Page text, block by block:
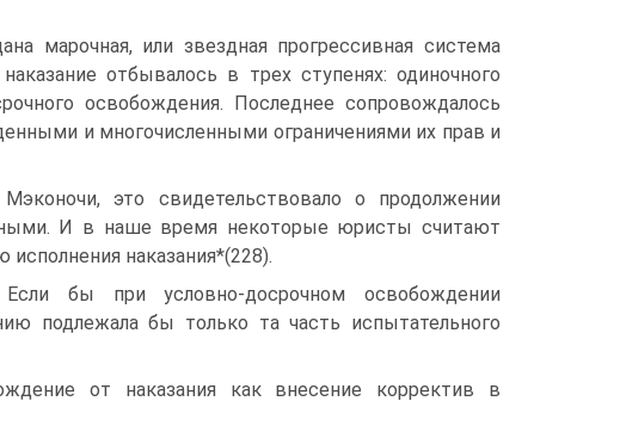
марочная, или звездная прогрессивная система
отбывалось в трех ступенях: одиночного
освобождения. Последнее сопровождалось
и многочисленными ограничениями их прав и
это свидетельствовало о продолжении
И в наше время некоторые юристы считают
наказания*(228).
бы при условно-досрочном освобождении
подлежала бы только та часть испытательного
от наказания как внесение корректив в